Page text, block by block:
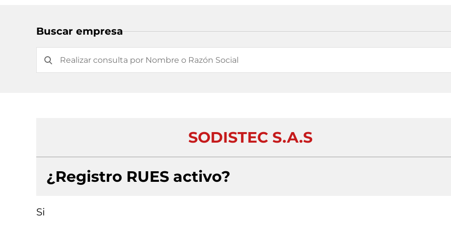
Buscar empresa
SODISTEC S.A.S
¿Registro RUES activo?
Si